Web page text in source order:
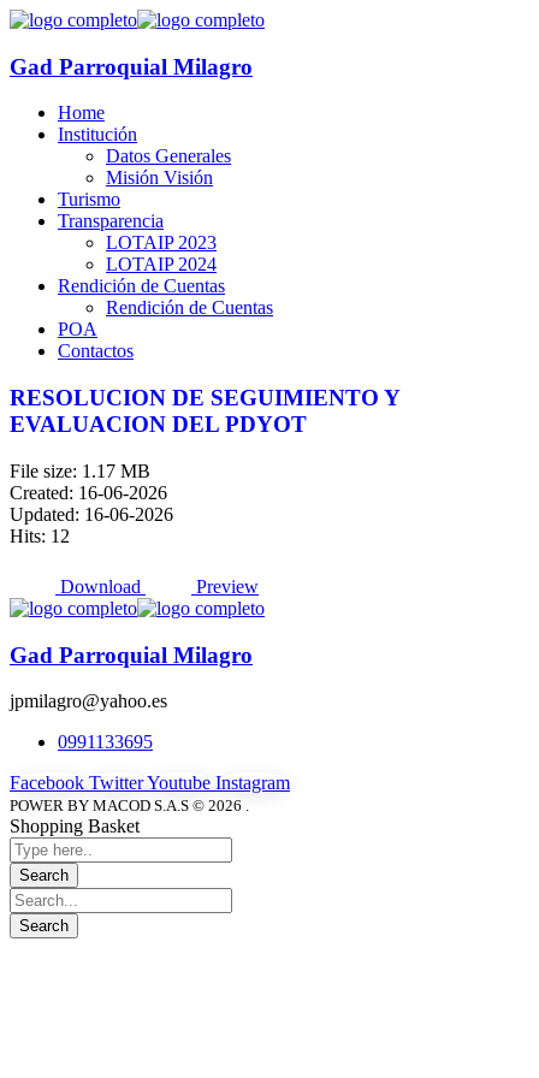
Gad Parroquial Milagro
Home
Institución
Datos Generales
Misión Visión
Turismo
Transparencia
LOTAIP 2023
LOTAIP 2024
Rendición de Cuentas
Rendición de Cuentas
POA
Contactos
RESOLUCION DE SEGUIMIENTO Y
EVALUACION DEL PDYOT
File size: 1.17 MB
Created: 16-06-2026
Updated: 16-06-2026
Hits: 12
Download Preview
Gad Parroquial Milagro
jpmilagro@yahoo.es
0991133695
Facebook TwitterYoutube Instagram
POWER BY MACOD S.A.S © 2026 .
Shopping Basket